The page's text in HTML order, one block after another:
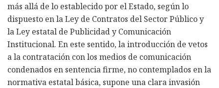
más allá de lo establecido por el Estado, según lo
dispuesto en la Ley de Contratos del Sector Público y
la Ley estatal de Publicidad y Comunicación
Institucional. En este sentido, la introducción de vetos
a la contratación con los medios de comunicación
condenados en sentencia firme, no contemplados en la
normativa estatal básica, supone una clara invasión